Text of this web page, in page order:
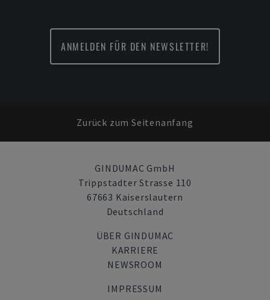
ANMELDEN FÜR DEN NEWSLETTER!
Zurück zum Seitenanfang
GINDUMAC GmbH
Trippstadter Strasse 110
67663 Kaiserslautern
Deutschland
ÜBER GINDUMAC
KARRIERE
NEWSROOM
IMPRESSUM